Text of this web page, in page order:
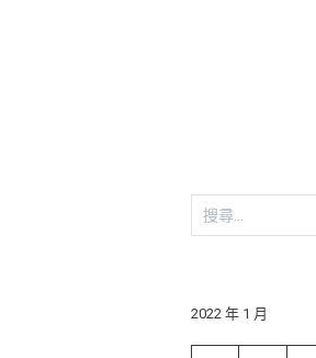
搜
尋
字:
2022 年 1 月